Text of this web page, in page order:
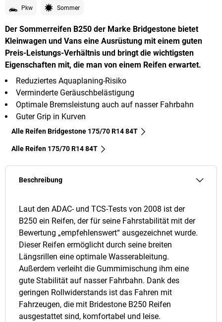
Pkw Sommer
Der Sommerreifen B250 der Marke Bridgestone bietet
Kleinwagen und Vans eine Ausrüstung mit einem guten
Preis-Leistungs-Verhältnis und bringt die wichtigsten
Eigenschaften mit, die man von einem Reifen erwartet.
Reduziertes Aquaplaning-Risiko
Verminderte Geräuschbelästigung
Optimale Bremsleistung auch auf nasser Fahrbahn
Guter Grip in Kurven
Alle Reifen Bridgestone 175/70 R14 84T
Alle Reifen‎ 175/70 R14 84T
Beschreibung
Laut den ADAC- und TCS-Tests von 2008 ist der
B250 ein Reifen, der für seine Fahrstabilität mit der
Bewertung „empfehlenswert“ ausgezeichnet wurde.
Dieser Reifen ermöglicht durch seine breiten
Längsrillen eine optimale Wasserableitung.
Außerdem verleiht die Gummimischung ihm eine
gute Stabilität auf nasser Fahrbahn. Dank des
geringen Rollwiderstands ist das Fahren mit
Fahrzeugen, die mit Bridestone B250 Reifen
ausgestattet sind, komfortabel und leise.